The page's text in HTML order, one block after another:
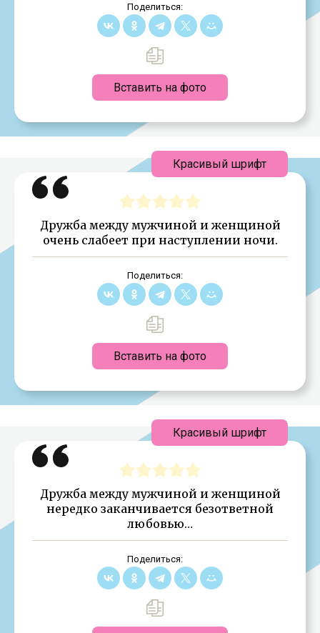
Поделиться:
Вставить на фото
Дружба между мужчиной и женщиной
очень слабеет при наступлении ночи.
Поделиться:
Вставить на фото
Красивый шрифт
Дружба между мужчиной и женщиной
нередко заканчивается безответной
любовью…
Поделиться:
Красивый шрифт